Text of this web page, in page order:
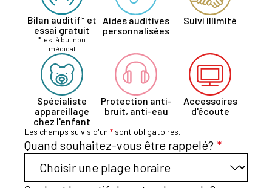
Bilan auditif* et
essai gratuit
*test à but non
médical
Aides auditives
personnalisées
Suivi illimité
Spécialiste
appareillage
chez l'enfant
Protection anti-
bruit, anti-eau
Accessoires
d'écoute
Les champs suivis d'un * sont obligatoires.
Quand souhaitez-vous être rappelé? *